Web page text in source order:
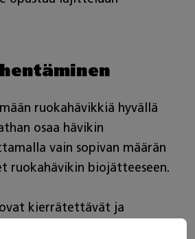
ruokahävikkiä hyvällä
osaa hävikin
vain sopivan määrän
ruokahävikin biojätteeseen.
kierrätettävät ja